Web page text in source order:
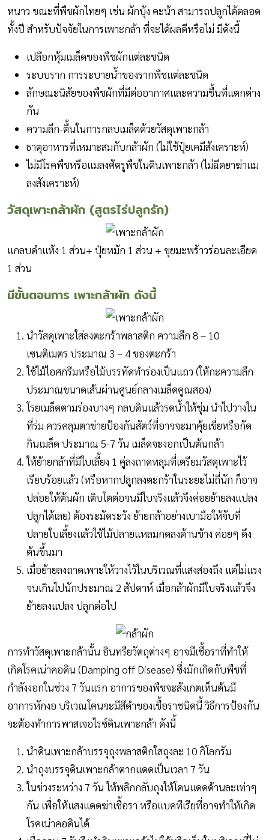
หนาว ขณะที่พืชผักไทยๆ เช่น ผักบุ้ง คะน้า สามารถปลูกได้ตลอด
ทั้งปี สำหรับปัจจัยในการเพาะกล้า ที่จะได้ผลดีหรือไม่ มีดังนี้
เปลือกหุ้มเมล็ดของพืชผักเเต่ละชนิด
ระบบราก การระบายน้ำของรากพืชเเต่ละชนิด
ลักษณะนิสัยของพืชผักที่มีต่ออากาศและความชื้นที่เเตกต่าง
กัน
ความลึก-ตื้นในการกลบเมล็ดด้วยวัสดุเพาะกล้า
ธาตุอาหารที่เหมาะสมกับกล้าผัก (ไม่ใช้ปุ๋ยเคมีสังเคราะห์)
ไม่มีโรคพืชหรือเเมลงศัตรูพืชในดินเพาะกล้า (ไม่ฉีดยาฆ่าเเม
ลงสังเคราะห์)
วัสดุเพาะกล้าผัก (สูตรไร่ปลูกรัก)
เเกลบดำเเห้ง 1 ส่วน+ ปุ๋ยหมัก 1 ส่วน + ขุยมะพร้าวร่อนละเอียด
1 ส่วน
มีขั้นตอนการ เพาะกล้าผัก ดังนี้
นำวัสดุเพาะใส่ลงตะกร้าพลาสติก ความลึก 8 – 10
เซนติเมตร ประมาณ 3 – 4 ของตะกร้า
ใช้ไม้ไอศกรีมหรือไม้บรรทัดทำร่องเป็นแถว (ให้กะความลึก
ประมาณขนาดเส้นผ่านศูนย์กลางเมล็ดคูณสอง)
โรยเมล็ดตามร่องบางๆ กลบดินแล้วรดน้ำให้ชุ่ม นำไปวางใน
ที่ร่ม ควรคลุมตาข่ายป้องกันสัตว์ที่อาจจะมาคุ้ยเขี่ยหรือกัด
กินเมล็ด ประมาณ 5-7 วัน เมล็ดจะงอกเป็นต้นกล้า
ให้ย้ายกล้าที่มีใบเลี้ยง 1 คู่ลงถาดหลุมที่เตรียมวัสดุเพาะไว้
เรียบร้อยแล้ว (หรือหากปลูกลงตะกร้าในระยะไม่ถี่นัก ก็อาจ
ปล่อยให้ต้นผัก เติบโตต่อจนมีใบจริงแล้วจึงค่อยย้ายลงแปลง
ปลูกได้เลย) ต้องระมัดระวัง ย้ายกล้าอย่างเบามือให้จับที่
ปลายใบเลี้ยงแล้วใช้ไม้ปลายแหลมกดลงด้านข้าง ค่อยๆ ดึง
ต้นขึ้นมา
เมื่อย้ายลงถาดเพาะให้วางไว้ในบริเวณที่แสงส่องถึง แต่ไม่แรง
จนเกินไปนักประมาณ 2 สัปดาห์ เมื่อกล้าผักมีใบจริงแล้วจึง
ย้ายลงแปลง ปลูกต่อไป
การทำวัสดุเพาะกล้านั้น อินทรียวัตถุต่างๆ อาจมีเชื้อราที่ทำให้
เกิดโรคเน่าคอดิน (Damping off Disease) ซึ่งมักเกิดกับพืชที่
กำลังงอกในช่วง 7 วันเเรก อาการของพืชจะสังเกตเห็นต้นมี
อาการหักงอ บริเวณโคนจะมีสีดำของเชื้อราชนิดนี้ วิธีการป้องกัน
จะต้องทำการพาสเจอไรซ์ดินเพาะกล้า ดังนี้
นำดินเพาะกล้าบรรจุถุงพลาสติกใสถุงละ 10 กิโลกรัม
นำถุงบรรจุดินเพาะกล้าตากเเดดเป็นเวลา 7 วัน
ในช่วงระหว่าง 7 วัน ให้พลิกกลับถุงให้โดนเเดดด้านละเท่าๆ
กัน เพื่อให้เเสงเเดดฆ่าเชื้อรา หรือเเบคทีเรียที่อาจทำให้เกิด
โรคเน่าคอดินได้